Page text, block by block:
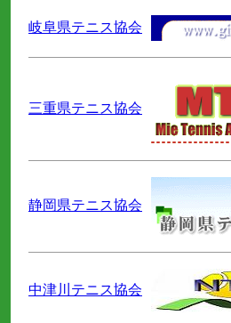
岐阜県テニス協会
三重県テニス協会
静岡県テニス協会
中津川テニス協会